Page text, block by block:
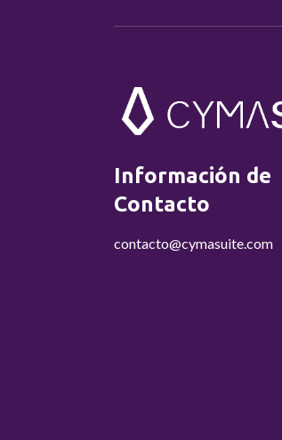
Información de
Contacto
contacto@cymasuite.com